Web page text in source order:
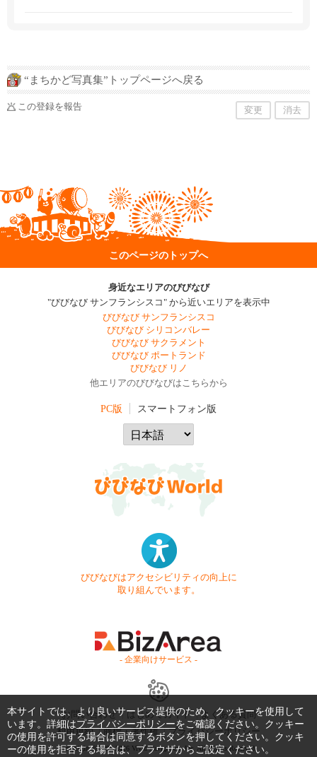
“まちかど写真集”トップページへ戻る
この登録を報告 変更 消去
このページのトップへ
身近なエリアのびびなび
"びびなび サンフランシスコ" から近いエリアを表示中
びびなび サンフランシスコ
びびなび シリコンバレー
びびなび サクラメント
びびなび ポートランド
びびなび リノ
他エリアのびびなびはこちらから
PC版 スマートフォン版
びびなびはアクセシビリティの向上に
取り組んでいます。
- 企業向けサービス -
お問い合わせ はじめてガイド
よくある質問
利用規約
商標・著作権 プライバシーポリシー
Copyright © 1999-2026 Vivid Navigation, Inc. All Rights Reserved.
本サイトでは、より良いサービス提供のため、クッキーを使用して
います。詳細はプライバシーポリシーをご確認ください。クッキー
の使用を許可する場合は同意するボタンを押してください。クッキ
ーの使用を拒否する場合は、ブラウザからご設定ください。